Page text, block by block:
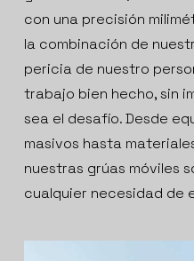
con una precisión
la combinación de
pericia de nuestro
trabajo bien hecho, sin
sea el desafío. Desde
masivos hasta
nuestras grúas móviles
cualquier necesidad de